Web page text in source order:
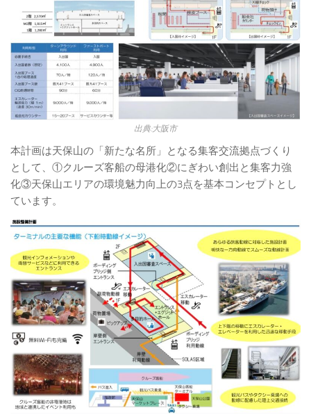
出典:大阪市
本計画は天保山の「新たな名所」となる集客交流拠点づくり
として、①クルーズ客船の母港化②にぎわい創出と集客力強
化③天保山エリアの環境魅力向上の3点を基本コンセプトとし
ています。